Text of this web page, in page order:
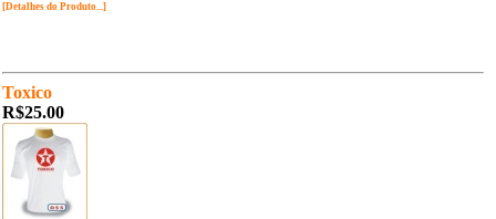
[Detalhes do Produto...]
Toxico
R$25.00